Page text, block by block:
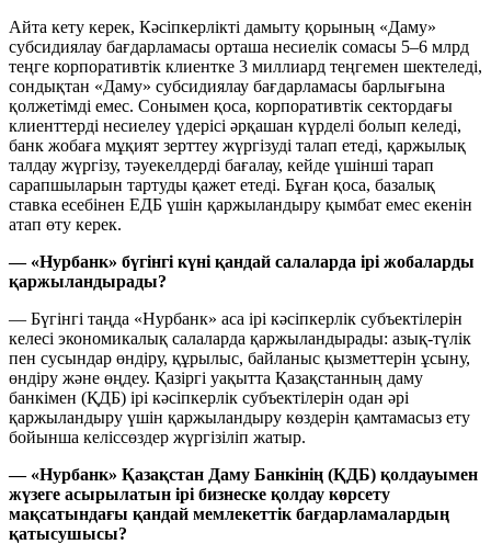
Айта кету керек, Кәсіпкерлікті дамыту қорының «Даму»
субсидиялау бағдарламасы орташа несиелік сомасы 5–6 млрд
теңге корпоративтік клиентке 3 миллиард теңгемен шектеледі,
сондықтан «Даму» субсидиялау бағдарламасы барлығына
қолжетімді емес. Сонымен қоса, корпоративтік сектордағы
клиенттерді несиелеу үдерісі әрқашан күрделі болып келеді,
банк жобаға мұқият зерттеу жүргізуді талап етеді, қаржылық
талдау жүргізу, тәуекелдерді бағалау, кейде үшінші тарап
сарапшыларын тартуды қажет етеді. Бұған қоса, базалық
ставка есебінен ЕДБ үшін қаржыландыру қымбат емес екенін
атап өту керек.
— «Нурбанк» бүгінгі күні қандай салаларда ірі жобаларды
қаржыландырады?
— Бүгінгі таңда «Нурбанк» аса ірі кәсіпкерлік субъектілерін
келесі экономикалық салаларда қаржыландырады: азық-түлік
пен сусындар өндіру, құрылыс, байланыс қызметтерін ұсыну,
өндіру және өңдеу. Қазіргі уақытта Қазақстанның даму
банкімен (ҚДБ) ірі кәсіпкерлік субъектілерін одан әрі
қаржыландыру үшін қаржыландыру көздерін қамтамасыз ету
бойынша келіссөздер жүргізіліп жатыр.
— «Нурбанк» Қазақстан Даму Банкінің (ҚДБ) қолдауымен
жүзеге асырылатын ірі бизнеске қолдау көрсету
мақсатындағы қандай мемлекеттік бағдарламалардың
қатысушысы?